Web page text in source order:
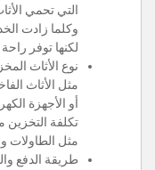
التي تحمي
وكلما زادت
لكنها توفر راحة
نوع الأثاث
مثل الأثاث
أو الأجهزة
تكلفة التخزين
مثل الطاولات
طريقة الدفع